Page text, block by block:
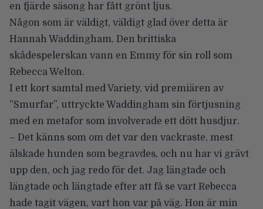
en fjärde säsong har fått grönt ljus.
Någon som är väldigt, väldigt glad över detta är
Hannah Waddingham. Den brittiska
skådespelerskan vann en Emmy för sin roll som
Rebecca Welton.
I ett kort samtal medVariety, vid premiären av
”Smurfar”, uttryckte Waddingham sin förtjusning
med en metafor som involverade ett dött husdjur.
– Det känns som om det var den vackraste, mest
älskade hunden som begravdes, och nu har vi grävt
upp den, och jag redo för det. Jag längtade och
längtade och längtade efter att få se vart Rebecca
hade tagit vägen, vart hon var på väg. Hon är min